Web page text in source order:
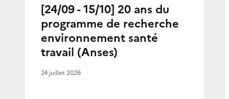
[24/09 - 15/10] 20 ans du
programme de recherche
environnement santé
travail (Anses)
24 juillet 2026